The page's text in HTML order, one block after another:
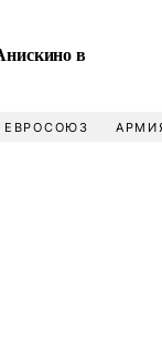
в
ЕВРОСОЮЗ